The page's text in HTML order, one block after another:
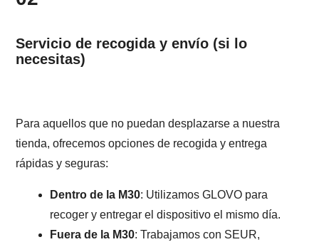
Servicio de recogida y envío (si lo
necesitas)
Para aquellos que no puedan desplazarse a nuestra
tienda, ofrecemos opciones de recogida y entrega
rápidas y seguras:
Dentro de la M30: Utilizamos GLOVO para
recoger y entregar el dispositivo el mismo día.
Fuera de la M30: Trabajamos con SEUR,